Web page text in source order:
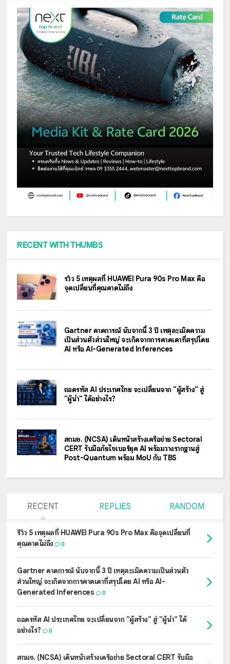
RECENT WITH THUMBS
รีวิว 5 เหตุผลที่ HUAWEI Pura 90s Pro Max คือ
จุดเปลี่ยนที่คุณคาดไม่ถึง
Gartner คาดการณ์ นับจากนี้ 3 ปี เหตุละเมิดความ
เป็นส่วนตัวส่วนใหญ่ จะเกิดจากการคาดเดาที่สรุปโดย
AI หรือ AI-Generated Inferences
ถอดรหัส AI ประเทศไทย จะเปลี่ยนจาก "ผู้สร้าง" สู่
"ผู้นำ" ได้อย่างไร?
สกมช. (NCSA) เดินหน้าสร้างเครือข่าย Sectoral
CERT รับมือภัยไซเบอร์ยุค AI พร้อมวางรากฐานสู่
Post-Quantum พร้อม MoU กับ TBS
RECENT REPLIES RANDOM
รีวิว 5 เหตุผลที่ HUAWEI Pura 90s Pro Max คือจุดเปลี่ยนที่
คุณคาดไม่ถึง
0
Gartner คาดการณ์ นับจากนี้ 3 ปี เหตุละเมิดความเป็นส่วนตัว
ส่วนใหญ่ จะเกิดจากการคาดเดาที่สรุปโดย AI หรือ AI-
Generated Inferences
0
ถอดรหัส AI ประเทศไทย จะเปลี่ยนจาก "ผู้สร้าง" สู่ "ผู้นำ" ได้
อย่างไร?
0
สกมช. (NCSA) เดินหน้าสร้างเครือข่าย Sectoral CERT รับมือ